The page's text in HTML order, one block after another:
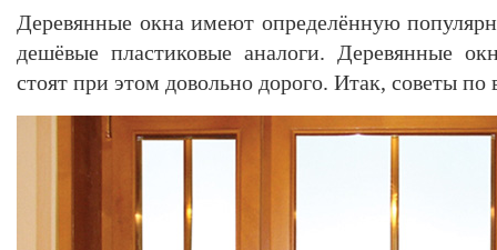
Деревянные окна имеют определённую
дешёвые пластиковые аналоги. Деревянные
стоят при этом довольно дорого. Итак, советы